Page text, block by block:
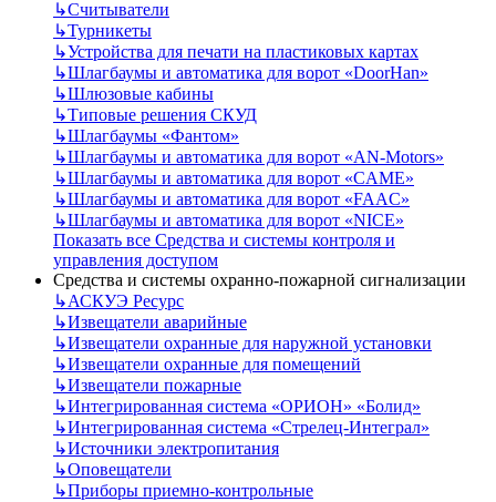
↳Считыватели
↳Турникеты
↳Устройства для печати на пластиковых картах
↳Шлагбаумы и автоматика для ворот «DoorHan»
↳Шлюзовые кабины
↳Типовые решения СКУД
↳Шлагбаумы «Фантом»
↳Шлагбаумы и автоматика для ворот «AN-Motors»
↳Шлагбаумы и автоматика для ворот «CAME»
↳Шлагбаумы и автоматика для ворот «FAAC»
↳Шлагбаумы и автоматика для ворот «NICE»
Показать все Средства и системы контроля и
управления доступом
Средства и системы охранно-пожарной сигнализации
↳АСКУЭ Ресурс
↳Извещатели аварийные
↳Извещатели охранные для наружной установки
↳Извещатели охранные для помещений
↳Извещатели пожарные
↳Интегрированная система «ОРИОН» «Болид»
↳Интегрированная система «Стрелец-Интеграл»
↳Источники электропитания
↳Оповещатели
↳Приборы приемно-контрольные